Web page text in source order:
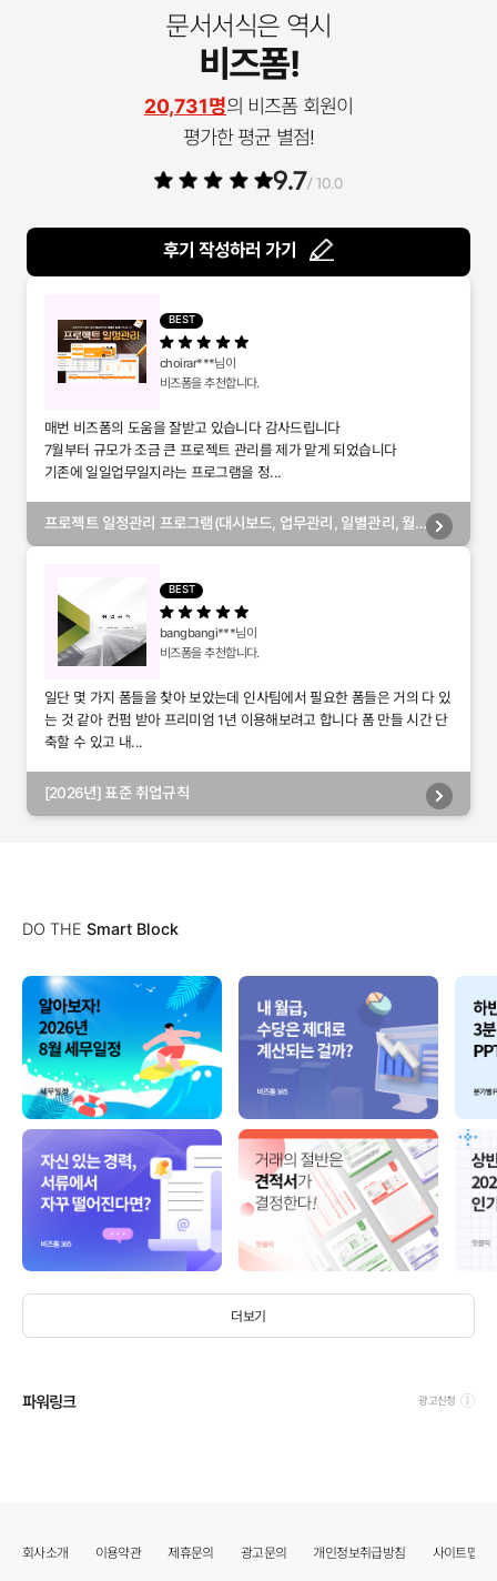
문서서식은 역시
비즈폼!
20,731명의 비즈폼 회원이
평가한 평균 별점!
9.7/ 10.0
후기 작성하러 가기
BEST
choirar***님이
비즈폼을 추천합니다.
매번 비즈폼의 도움을 잘받고 있습니다 감사드립니다
7월부터 규모가 조금 큰 프로젝트 관리를 제가 맡게 되었습니다
기존에 일일업무일지라는 프로그램을 정...
프로젝트 일정관리 프로그램(대시보드, 업무관리, 일별관리, 월
BEST
bangbangi***님이
비즈폼을 추천합니다.
일단 몇 가지 폼들을 찾아 보았는데 인사팀에서 필요한 폼들은 거의 다 있
는 것 같아 컨펌 받아 프리미엄 1년 이용해보려고 합니다 폼 만들 시간 단
축할 수 있고 내...
[2026년] 표준 취업규칙
DO THE Smart Block
더보기
파워링크 광고신청
회사소개 이용약관 제휴문의 광고문의 개인정보취급방침 사이트맵